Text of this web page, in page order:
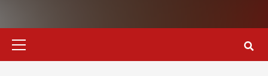
Primary